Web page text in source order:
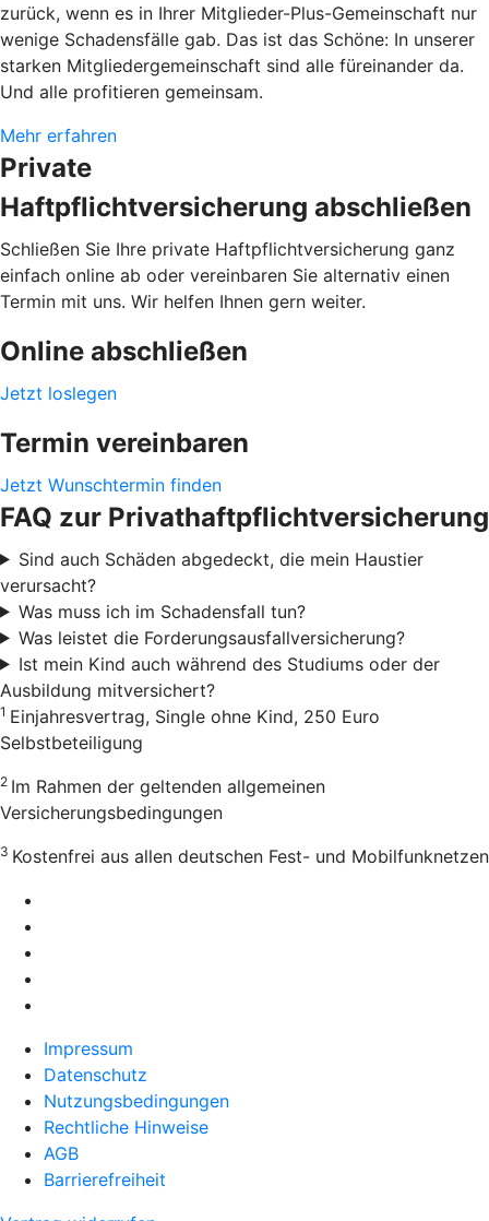
zurück, wenn es in Ihrer Mitglieder-Plus-Gemeinschaft nur
wenige Schadensfälle gab. Das ist das Schöne: In unserer
starken Mitgliedergemeinschaft sind alle füreinander da.
Und alle profitieren gemeinsam.
Mehr erfahren
Private
Haftpflichtversicherung abschließen
Schließen Sie Ihre private Haftpflichtversicherung ganz
einfach online ab oder vereinbaren Sie alternativ einen
Termin mit uns. Wir helfen Ihnen gern weiter.
Online abschließen
Jetzt loslegen
Termin vereinbaren
Jetzt Wunschtermin finden
FAQ zur Privathaftpflichtversicherung
Sind auch Schäden abgedeckt, die mein Haustier
verursacht?
Was muss ich im Schadensfall tun?
Was leistet die Forderungsausfallversicherung?
Ist mein Kind auch während des Studiums oder der
Ausbildung mitversichert?
1 Einjahresvertrag, Single ohne Kind, 250 Euro
Selbstbeteiligung
2 Im Rahmen der geltenden allgemeinen
Versicherungsbedingungen
3 Kostenfrei aus allen deutschen Fest- und Mobilfunknetzen
Impressum
Datenschutz
Nutzungsbedingungen
Rechtliche Hinweise
AGB
Barrierefreiheit